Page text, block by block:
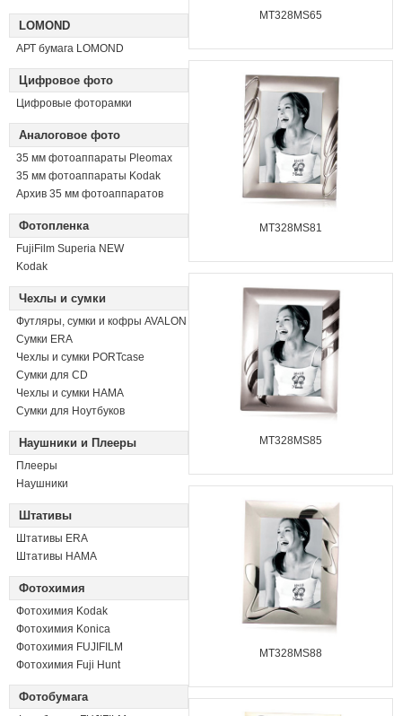
LOMOND
АРТ бумага LOMOND
Цифровое фото
Цифровые фоторамки
Аналоговое фото
35 мм фотоаппараты Pleomax
35 мм фотоаппараты Kodak
Архив 35 мм фотоаппаратов
Фотопленка
FujiFilm Superia NEW
Kodak
Чехлы и сумки
Футляры, сумки и кофры AVALON
Сумки ERA
Чехлы и сумки PORTcase
Сумки для CD
Чехлы и сумки HAMA
Сумки для Ноутбуков
Наушники и Плееры
Плееры
Наушники
Штативы
Штативы ERA
Штативы HAMA
Фотохимия
Фотохимия Kodak
Фотохимия Konica
Фотохимия FUJIFILM
Фотохимия Fuji Hunt
Фотобумага
MT328MS65
MT328MS81
MT328MS85
MT328MS88